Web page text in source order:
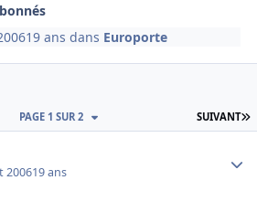
19 ans dans Europorte
SUIVANT
PAGE 1 SUR 2
200619 ans